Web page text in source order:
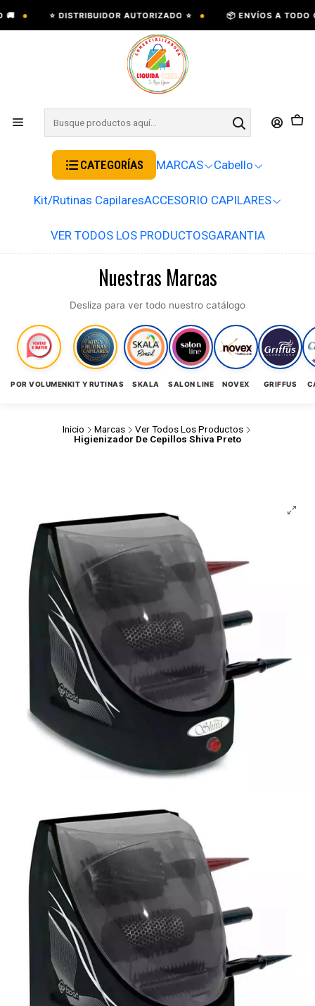
• ⭐ DISTRIBUIDOR AUTORIZADO ⭐ • 📦 ENVÍOS A TODO
CATEGORÍAS MARCAS Cabello
Kit/Rutinas CapilaresACCESORIO CAPILARES
VER TODOS LOS PRODUCTOSGARANTIA
Nuestras Marcas
Desliza para ver todo nuestro catálogo
POR VOLUMENKIT Y RUTINAS SKALA SALON LINE NOVEX GRIFFUS
Inicio Marcas
Ver Todos Los Productos
Higienizador De Cepillos Shiva Preto